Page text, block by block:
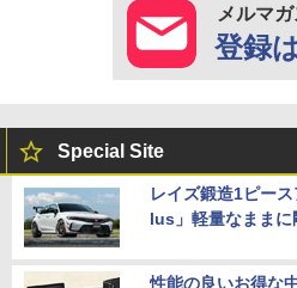
メルマガ
登録
Special Site
レイズ鍛造1ピー
lus」軽量なままに
性能の良いお得な